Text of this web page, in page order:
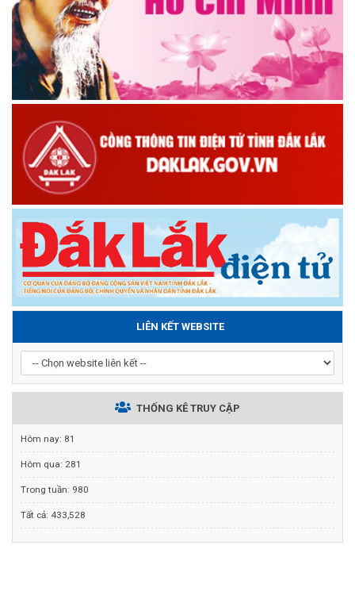
LIÊN KẾT WEBSITE
THỐNG KÊ TRUY CẬP
Hôm nay: 81
Hôm qua: 281
Trong tuần: 980
Tất cả: 433,528